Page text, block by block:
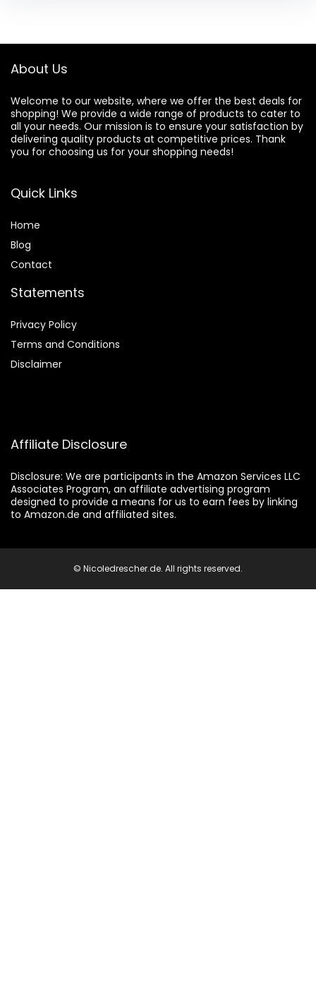
About Us
Welcome to our website, where we offer the best deals for
shopping! We provide a wide range of products to cater to
all your needs. Our mission is to ensure your satisfaction by
delivering quality products at competitive prices. Thank
you for choosing us for your shopping needs!
Quick Links
Home
Blog
Contact
Statements
Privacy Policy
Terms and Conditions
Disclaimer
Affiliate Disclosure
Disclosure: We are participants in the Amazon Services LLC
Associates Program, an affiliate advertising program
designed to provide a means for us to earn fees by linking
to Amazon.de and affiliated sites.
© Nicoledrescher.de. All rights reserved.